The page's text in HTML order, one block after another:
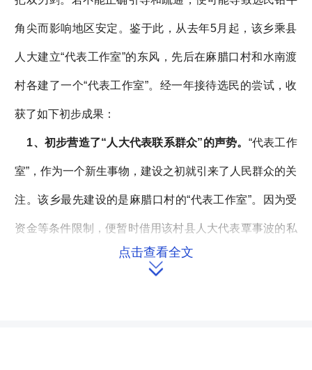
角尖而影响地区安定。鉴于此，从去年5月起，该乡乘县
人大建立“代表工作室”的东风，先后在麻腊口村和水南渡
村各建了一个“代表工作室”。经一年接待选民的尝试，收
获了如下初步成果：
1、 初步营造了“人大代表联系群众”的声势。 “代表工作
室”，作为一个新生事物，建设之初就引来了人民群众的关
注。该乡最先建设的是麻腊口村的“代表工作室”。因为受
资金等条件限制，便暂时借用该村县人大代表覃事波的私
房进行建设。虽然建设简陋，但因为覃事波代表的私房就
点击查看全文
